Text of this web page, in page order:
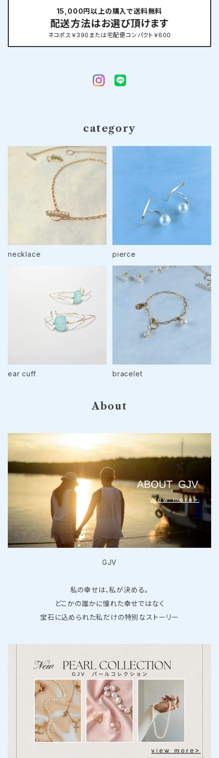
15,000円以上の購入で送料無料
配送方法はお選び頂けます
ネコポス￥390または宅配便コンパクト￥600
category
necklace pierce
ear cuff bracelet
About
GJV
私の幸せは、私が決める。
どこかの誰かに憧れた幸せではなく
宝石に込められた私だけの特別なストーリー